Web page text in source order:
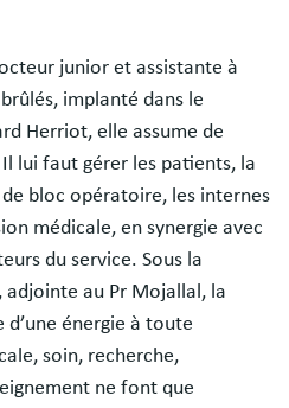
junior et assistante à
implanté dans le
Herriot, elle assume de
lui faut gérer les patients, la
bloc opératoire, les internes
médicale, en synergie avec
du service. Sous la
adjointe au Pr Mojallal, la
énergie à toute
soin, recherche,
ne font que